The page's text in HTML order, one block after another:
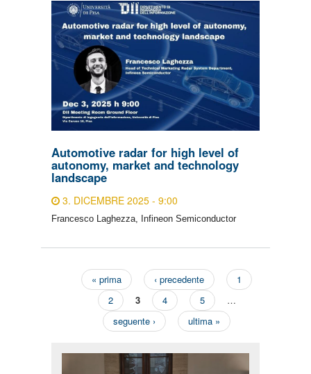
Automotive radar for high level of
autonomy, market and technology
landscape
3. DICEMBRE 2025 - 9:00
Francesco Laghezza, Infineon Semiconductor
Pagine « prima ‹ precedente
1
2
3 4 5
…
seguente ›
ultima »